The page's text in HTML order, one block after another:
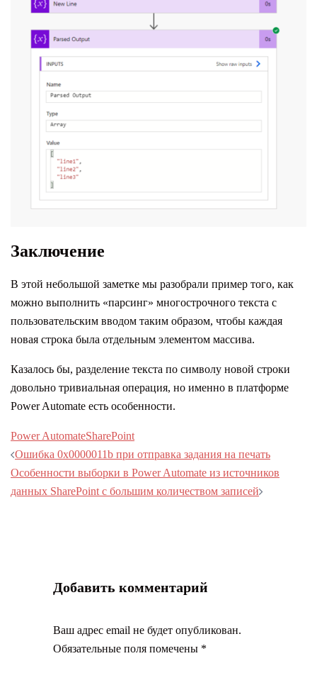
Заключение
В этой небольшой заметке мы разобрали пример того, как
можно выполнить «парсинг» многострочного текста с
пользовательским вводом таким образом, чтобы каждая
новая строка была отдельным элементом массива.
Казалось бы, разделение текста по символу новой строки
довольно тривиальная операция, но именно в платформе
Power Automate есть особенности.
Power AutomateSharePoint
Навигация
записи
Ошибка 0x0000011b при отправка задания на печать
Особенности выборки в Power Automate из источников
данных SharePoint с большим количеством записей
Добавить комментарий
Ваш адрес email не будет опубликован.
Обязательные поля помечены *